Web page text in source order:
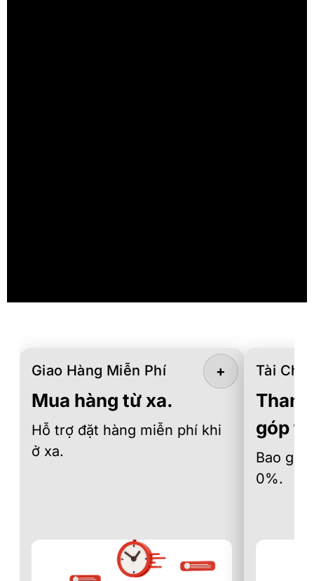
Giao Hàng Miễn Phí
Mua hàng từ xa.
Hỗ trợ đặt hàng miễn phí khi
ở xa.
+ Tài
góp
Bao
0%.